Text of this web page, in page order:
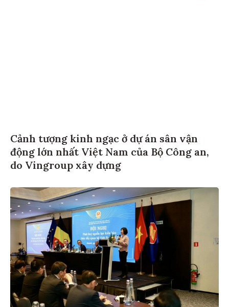
Cảnh tượng kinh ngạc ở dự án sân vận
động lớn nhất Việt Nam của Bộ Công an,
do Vingroup xây dựng